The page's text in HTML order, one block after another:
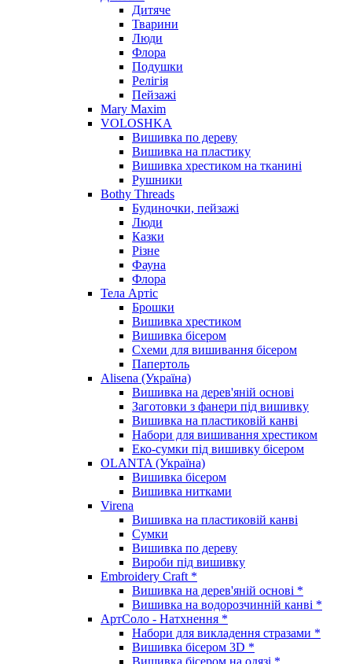
Дитяче
Тварини
Люди
Флора
Подушки
Релігія
Пейзажі
Mary Maxim
VOLOSHKA
Вишивка по дереву
Вишивка на пластику
Вишивка хрестиком на тканині
Рушники
Bothy Threads
Будиночки, пейзажі
Люди
Казки
Різне
Фауна
Флора
Тела Артіс
Брошки
Вишивка хрестиком
Вишивка бісером
Схеми для вишивання бісером
Папертоль
Alisena (Україна)
Вишивка на дерев'яній основі
Заготовки з фанери під вишивку
Вишивка на пластиковій канві
Набори для вишивання хрестиком
Еко-сумки під вишивку бісером
OLANTA (Україна)
Вишивка бісером
Вишивка нитками
Virena
Вишивка на пластиковій канві
Сумки
Вишивка по дереву
Вироби під вишивку
Embroidery Craft *
Вишивка на дерев'яній основі *
Вишивка на водорозчинній канві *
АртСоло - Натхнення *
Набори для викладення стразами *
Вишивка бісером 3D *
Вишивка бісером на одязі *